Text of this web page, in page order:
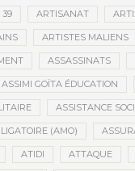
39 ARTISANAT
ARTISTES MALIENS
ASSASSINATS
ASSIMI GOÏTA ÉDUCATION
ASSISTANCE
(AMO)
ATIDI ATTAQUE